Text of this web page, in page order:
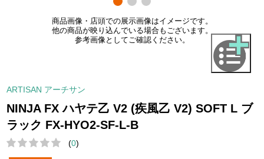
商品画像・店頭での展示画像はイメージです。
他の商品が映り込んでいる場合もございます。
参考画像としてご確認ください。
ARTISAN アーチサン
NINJA FX ハヤテ乙 V2 (疾風乙 V2) SOFT L ブ
ラック FX-HYO2-SF-L-B
(0)